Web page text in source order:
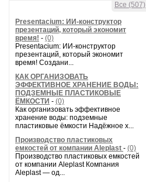
Все (507)
Presentacium: ИИ‑конструктор
презентаций, который экономит
время! - (0)
Presentacium: ИИ‑конструктор
презентаций, который экономит
время! Создани...
КАК ОРГАНИЗОВАТЬ
ЭФФЕКТИВНОЕ ХРАНЕНИЕ ВОДЫ:
ПОДЗЕМНЫЕ ПЛАСТИКОВЫЕ
ЁМКОСТИ - (0)
Как организовать эффективное
хранение воды: подземные
пластиковые ёмкости Надёжное х...
Производство пластиковых
емкостей от компании Aleplast - (0)
Производство пластиковых емкостей
от компании Aleplast Компания
Aleplast — од...